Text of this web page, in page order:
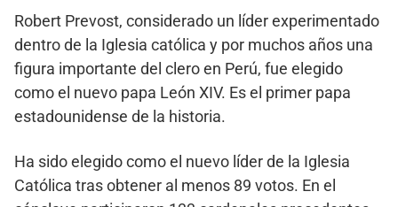
Robert Prevost, considerado un líder experimentado
dentro de la Iglesia católica y por muchos años una
figura importante del clero en Perú, fue elegido
como el nuevo papa León XIV. Es el primer papa
estadounidense de la historia.
Ha sido elegido como el nuevo líder de la Iglesia
Católica tras obtener al menos 89 votos. En el